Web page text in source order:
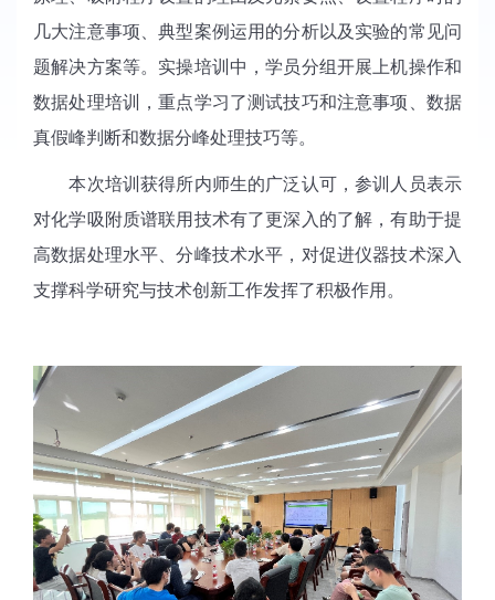
几大注意事项、典型案例运用的分析以及实验的常见问
题解决方案等。实操培训中，学员分组开展上机操作和
数据处理培训，重点学习了测试技巧和注意事项、数据
真假峰判断和数据分峰处理技巧等。
本次培训获得所内师生的广泛认可，参训人员表示
对化学吸附质谱联用技术有了更深入的了解，有助于提
高数据处理水平、分峰技术水平，对促进仪器技术深入
支撑科学研究与技术创新工作发挥了积极作用。